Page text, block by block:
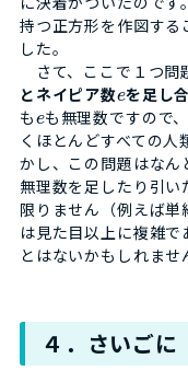
持つ正方形を作図す
した。
さて、ここで１つ問
とネイピア数eを足し
もeも無理数ですので
くほとんどすべての
かし、この問題はな
無理数を足したり引
限りません（例えば単
は見た目以上に複雑
とはないかもしれませ
４．さいごに